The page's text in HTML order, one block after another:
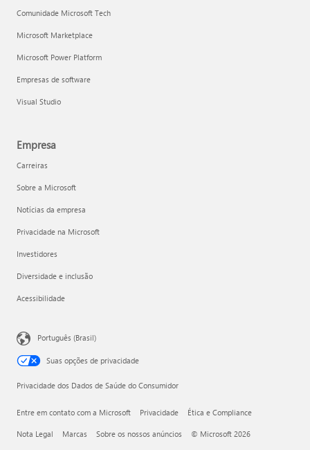
Comunidade Microsoft Tech
Microsoft Marketplace
Microsoft Power Platform
Empresas de software
Visual Studio
Empresa
Carreiras
Sobre a Microsoft
Notícias da empresa
Privacidade na Microsoft
Investidores
Diversidade e inclusão
Acessibilidade
Português (Brasil)
Suas opções de privacidade
Privacidade dos Dados de Saúde do Consumidor
Entre em contato com a Microsoft Privacidade Ética e Compliance
Nota Legal Marcas Sobre os nossos anúncios © Microsoft 2026